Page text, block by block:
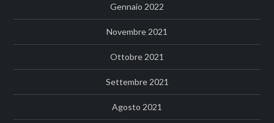
Gennaio 2022
Novembre 2021
Ottobre 2021
Settembre 2021
Agosto 2021